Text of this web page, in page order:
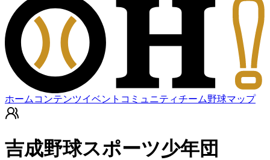
ホーム コンテンツイベント コミュニティチーム野球マップ
吉成野球スポーツ少年団